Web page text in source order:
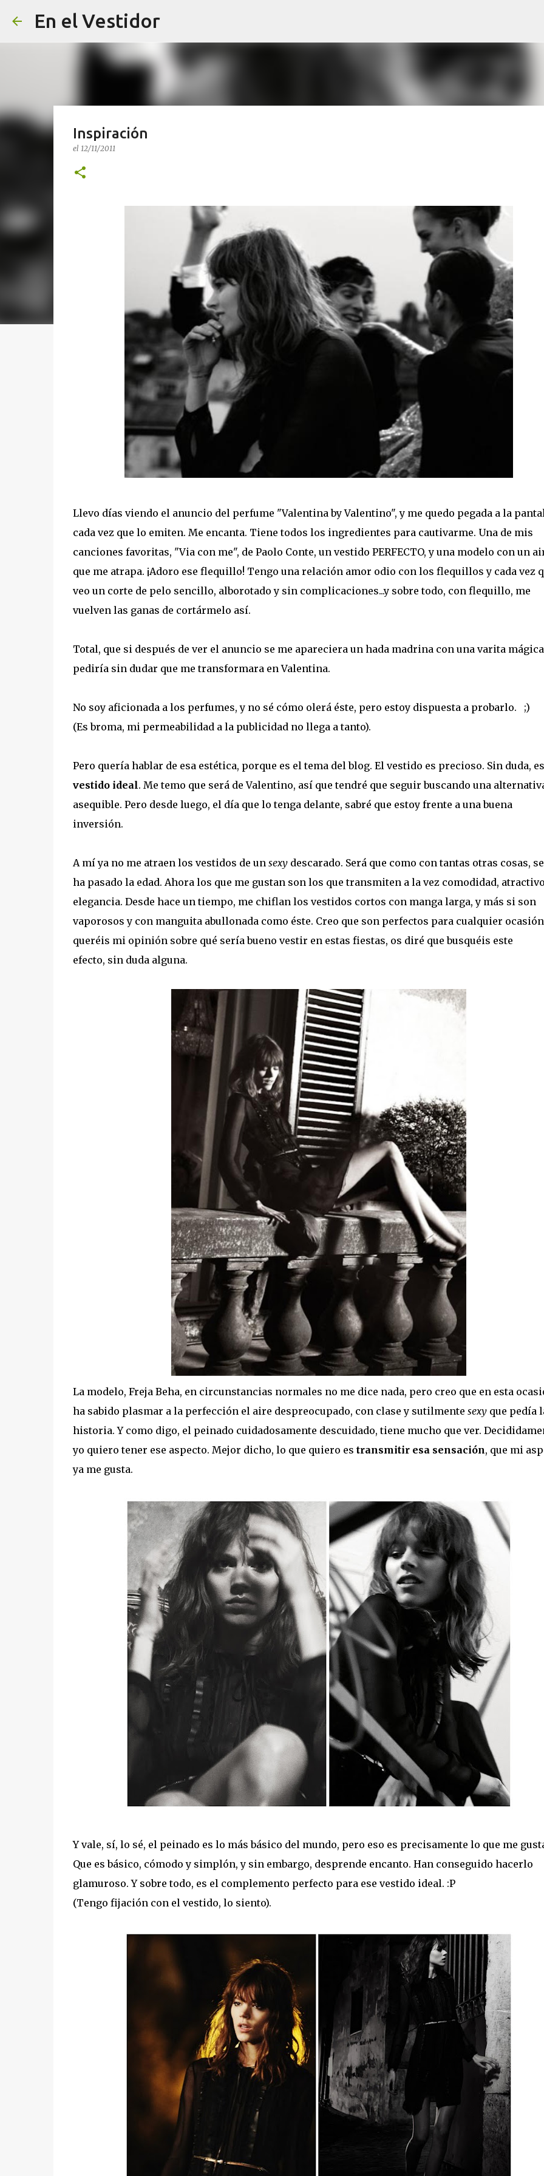
En el Vestidor
Inspiración
el 12/11/2011
Llevo días viendo el anuncio del perfume "Valentina by Valentino", y me quedo pegada a la
cada vez que lo emiten. Me encanta. Tiene todos los ingredientes para cautivarme. Una de mis
canciones favoritas, "Via con me", de Paolo Conte, un vestido PERFECTO, y una modelo con un
que me atrapa. ¡Adoro ese flequillo! Tengo una relación amor odio con los flequillos y cada vez
veo un corte de pelo sencillo, alborotado y sin complicaciones...y sobre todo, con flequillo, me
vuelven las ganas de cortármelo así.
Total, que si después de ver el anuncio se me apareciera un hada madrina con una varita
pediría sin dudar que me transformara en Valentina.
No soy aficionada a los perfumes, y no sé cómo olerá éste, pero estoy dispuesta a probarlo. ;)
(Es broma, mi permeabilidad a la publicidad no llega a tanto).
Pero quería hablar de esa estética, porque es el tema del blog. El vestido es precioso. Sin duda, es
vestido ideal. Me temo que será de Valentino, así que tendré que seguir buscando una
asequible. Pero desde luego, el día que lo tenga delante, sabré que estoy frente a una buena
inversión.
A mí ya no me atraen los vestidos de un sexydescarado. Será que como con tantas otras cosas,
ha pasado la edad. Ahora los que me gustan son los que transmiten a la vez comodidad,
elegancia. Desde hace un tiempo, me chiflan los vestidos cortos con manga larga, y más si son
vaporosos y con manguita abullonada como éste. Creo que son perfectos para cualquier
queréis mi opinión sobre qué sería bueno vestir en estas fiestas, os diré que busquéis este
efecto, sin duda alguna.
La modelo, Freja Beha, en circunstancias normales no me dice nada, pero creo que en esta
ha sabido plasmar a la perfección el aire despreocupado, con clase y sutilmente sexyque pedía
historia. Y como digo, el peinado cuidadosamente descuidado, tiene mucho que ver.
yo quiero tener ese aspecto. Mejor dicho, lo que quiero es transmitir esa sensación, que mi
ya me gusta.
Y vale, sí, lo sé, el peinado es lo más básico del mundo, pero eso es precisamente lo que me
Que es básico, cómodo y simplón, y sin embargo, desprende encanto. Han conseguido hacerlo
glamuroso. Y sobre todo, es el complemento perfecto para ese vestido ideal. :P
(Tengo fijación con el vestido, lo siento).